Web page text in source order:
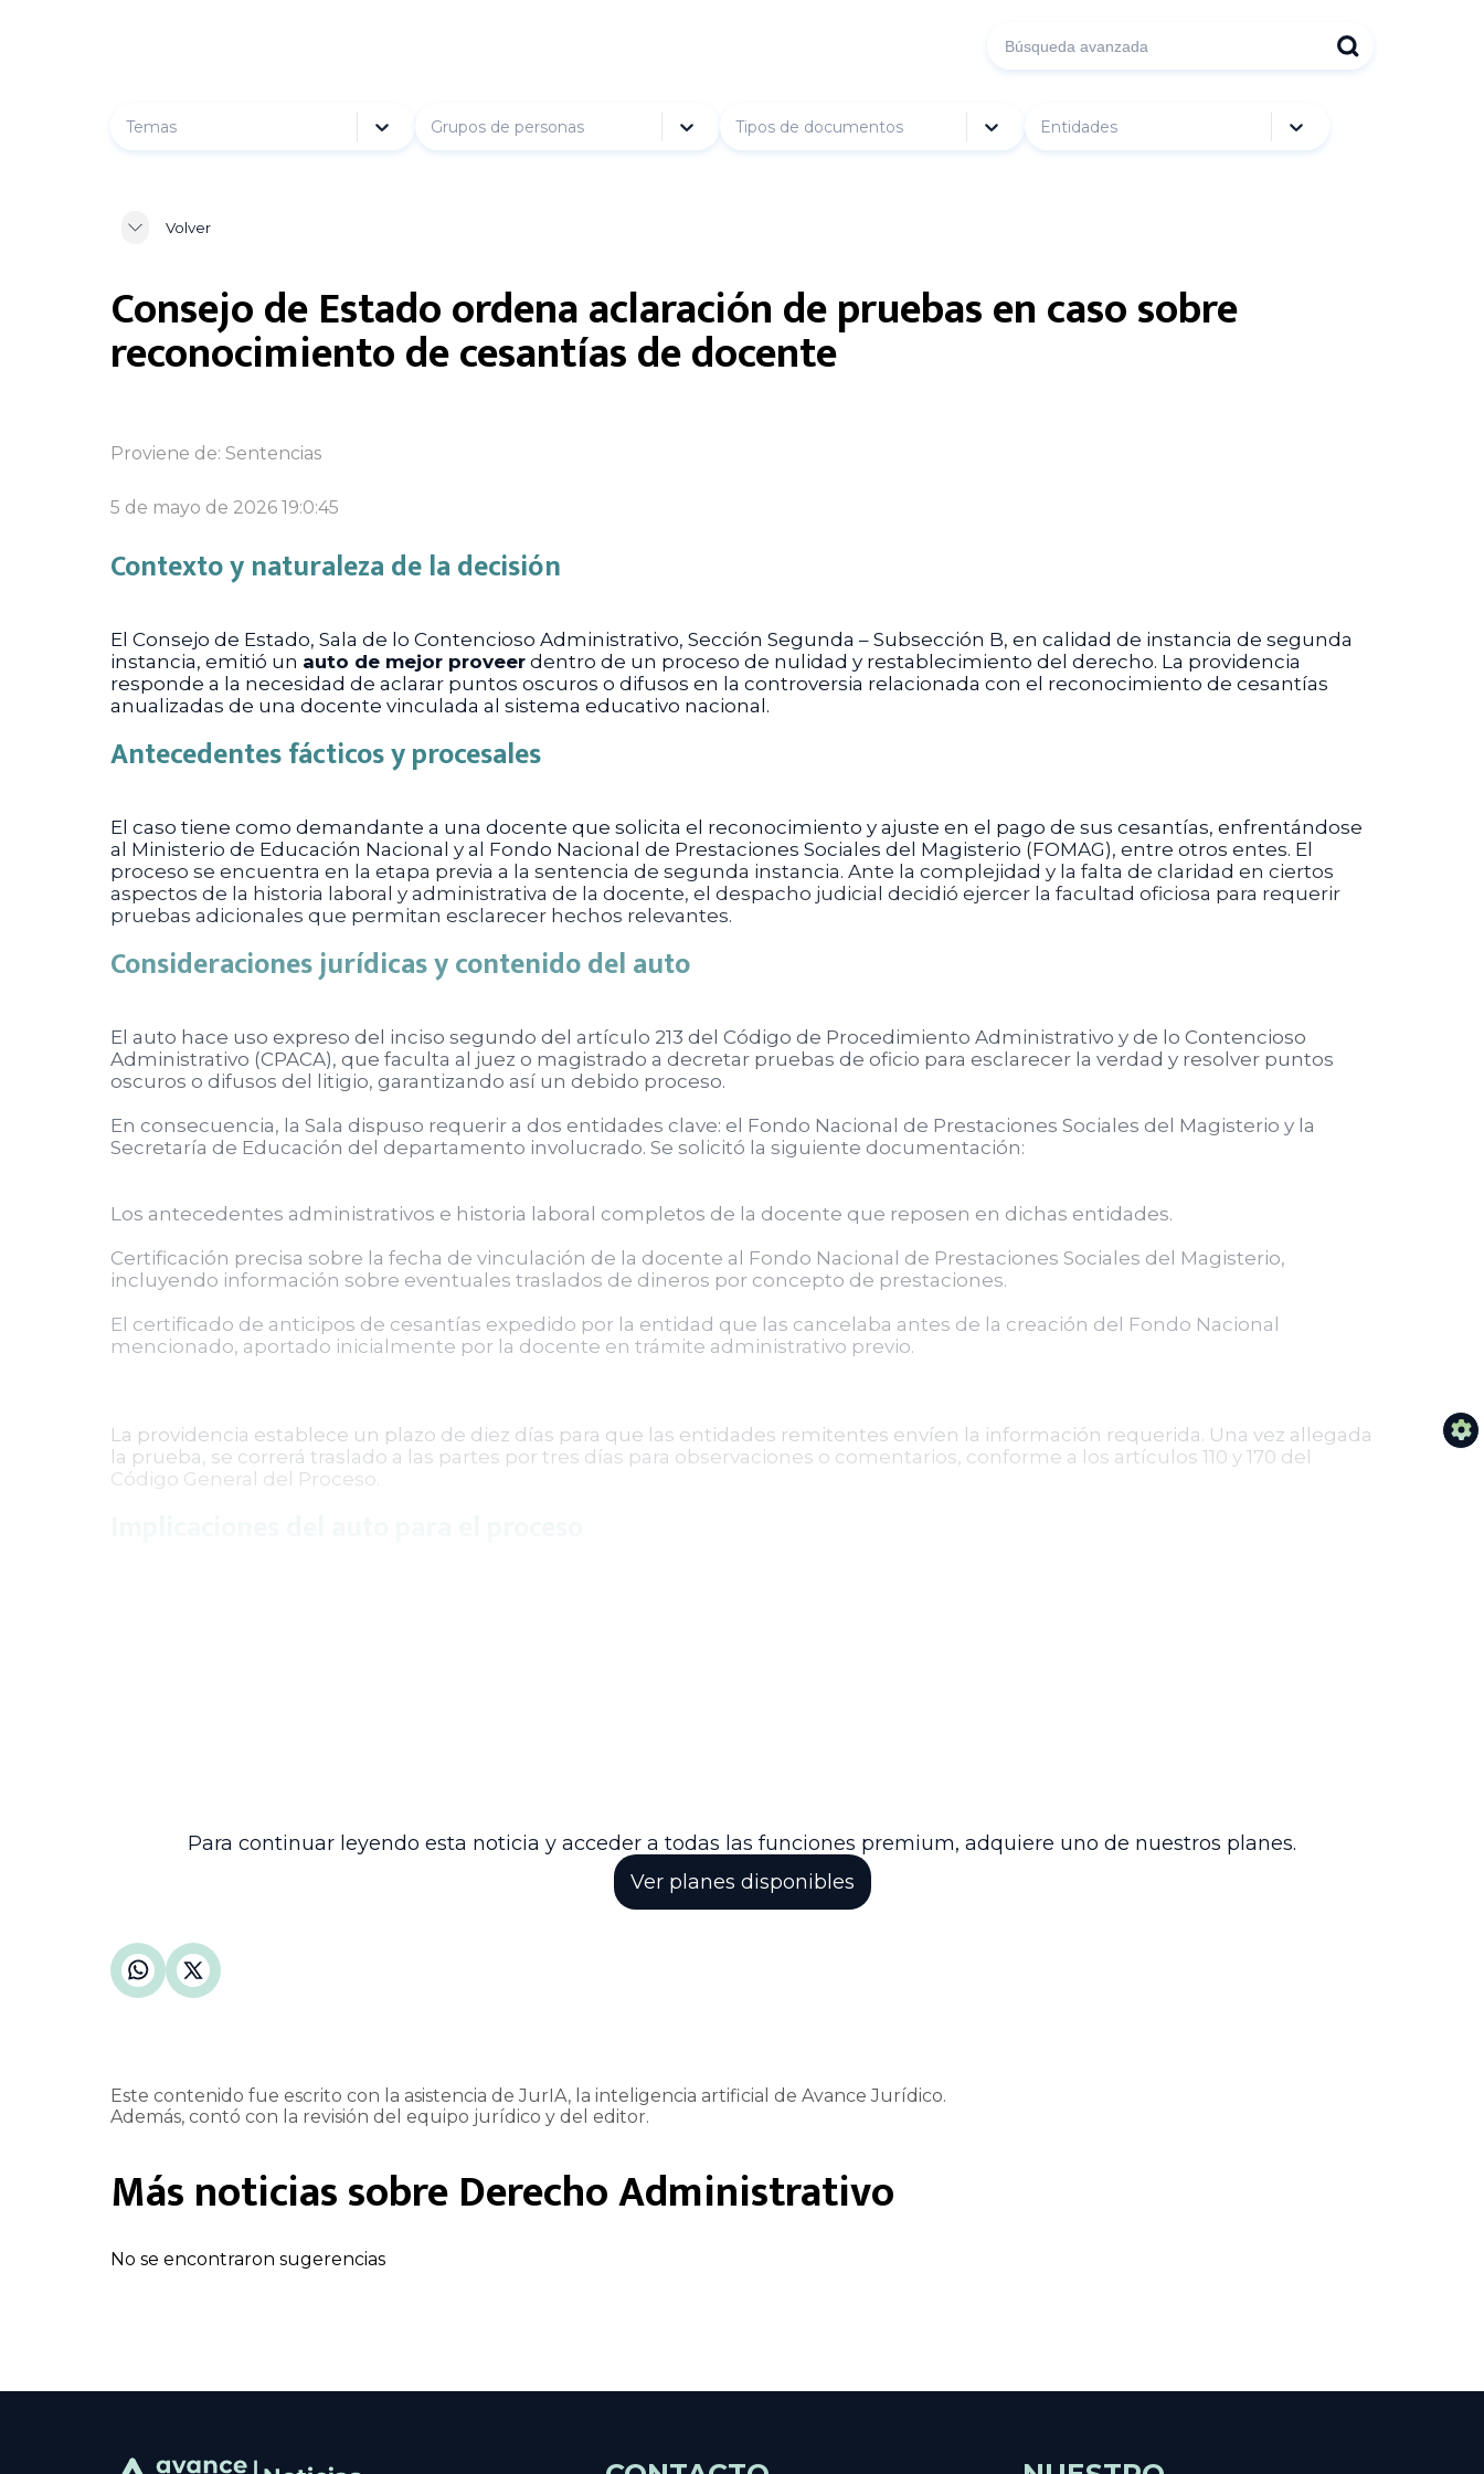
Temas Grupos de personas Tipos de documentos Entidades
Volver
Consejo de Estado ordena aclaración de pruebas en caso sobre
reconocimiento de cesantías de docente
Proviene de: Sentencias
5 de mayo de 2026 19:0:45
Contexto y naturaleza de la decisión
El Consejo de Estado, Sala de lo Contencioso Administrativo, Sección Segunda – Subsección B, en calidad de instancia de segunda
instancia, emitió un auto de mejor proveer dentro de un proceso de nulidad y restablecimiento del derecho. La providencia
responde a la necesidad de aclarar puntos oscuros o difusos en la controversia relacionada con el reconocimiento de cesantías
anualizadas de una docente vinculada al sistema educativo nacional.
Antecedentes fácticos y procesales
El caso tiene como demandante a una docente que solicita el reconocimiento y ajuste en el pago de sus cesantías, enfrentándose
al Ministerio de Educación Nacional y al Fondo Nacional de Prestaciones Sociales del Magisterio (FOMAG), entre otros entes. El
proceso se encuentra en la etapa previa a la sentencia de segunda instancia. Ante la complejidad y la falta de claridad en ciertos
aspectos de la historia laboral y administrativa de la docente, el despacho judicial decidió ejercer la facultad oficiosa para requerir
pruebas adicionales que permitan esclarecer hechos relevantes.
Consideraciones jurídicas y contenido del auto
El auto hace uso expreso del inciso segundo del artículo 213 del Código de Procedimiento Administrativo y de lo Contencioso
Administrativo (CPACA), que faculta al juez o magistrado a decretar pruebas de oficio para esclarecer la verdad y resolver puntos
oscuros o difusos del litigio, garantizando así un debido proceso.
En consecuencia, la Sala dispuso requerir a dos entidades clave: el Fondo Nacional de Prestaciones Sociales del Magisterio y la
Secretaría de Educación del departamento involucrado. Se solicitó la siguiente documentación:
Los antecedentes administrativos e historia laboral completos de la docente que reposen en dichas entidades.
Certificación precisa sobre la fecha de vinculación de la docente al Fondo Nacional de Prestaciones Sociales del Magisterio,
incluyendo información sobre eventuales traslados de dineros por concepto de prestaciones.
El certificado de anticipos de cesantías expedido por la entidad que las cancelaba antes de la creación del Fondo Nacional
mencionado, aportado inicialmente por la docente en trámite administrativo previo.
La providencia establece un plazo de diez días para que las entidades remitentes envíen la información requerida. Una vez allegada
la prueba, se correrá traslado a las partes por tres días para observaciones o comentarios, conforme a los artículos 110 y 170 del
Código General del Proceso.
Para continuar leyendo esta noticia y acceder a todas las funciones premium, adquiere uno de nuestros planes.
Ver planes disponibles
Este contenido fue escrito con la asistencia de JurIA, la inteligencia artificial de Avance Jurídico.
Además, contó con la revisión del equipo jurídico y del editor.
Más noticias sobreDerecho Administrativo
No se encontraron sugerencias